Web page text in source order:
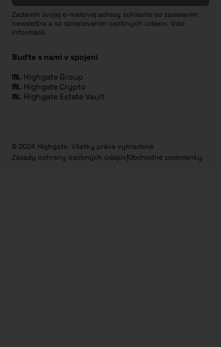
Zadaním svojej e-mailovej adresy súhlasíte so zasielaním
newslettra a so spracovaním osobných údajov. Viac
informácií.
Buďte s nami v spojení
IN. Highgate Group
IN. Highgate Crypto
IN. Highgate Estate Vault
© 2024 Highgate. Všetky práva vyhradené
Zásady ochrany osobných údajov|Obchodné podmienky